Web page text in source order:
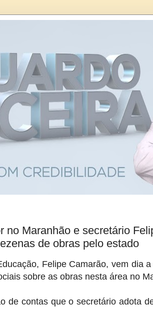
no Maranhão e secretário
de obras pelo estado
Felipe Camarão, vem dia
sobre as obras nesta área no
de contas que o secretário adota